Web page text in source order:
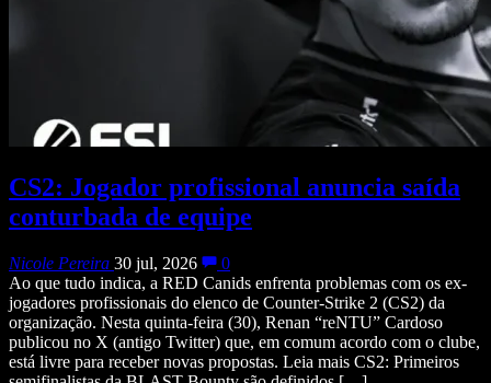
CS2: Jogador profissional anuncia saída
conturbada de equipe
Nicole Pereira 30 jul, 2026
0
Ao que tudo indica, a RED Canids enfrenta problemas com os ex-
jogadores profissionais do elenco de Counter-Strike 2 (CS2) da
organização. Nesta quinta-feira (30), Renan “reNTU” Cardoso
publicou no X (antigo Twitter) que, em comum acordo com o clube,
está livre para receber novas propostas. Leia mais CS2: Primeiros